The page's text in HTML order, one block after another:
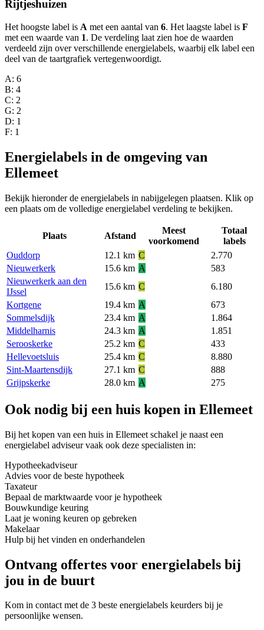
Rijtjeshuizen
Het hoogste label is A met een aantal van 6. Het laagste label is F
met een waarde van 1. De verdeling laat zien hoe de waarden
verdeeld zijn over verschillende energielabels, waarbij elk label een
deel van de taartgrafiek vertegenwoordigt.
A: 6
B: 4
C: 2
G: 2
D: 1
F: 1
Energielabels in de omgeving van
Ellemeet
Bekijk hieronder de energielabels in nabijgelegen plaatsen. Klik op
een plaats om de volledige energielabel verdeling te bekijken.
Plaats Afstand
Meest
voorkomend
Totaal
labels
Ouddorp
12.1 km C
2.770
Nieuwerkerk
15.6 km A
583
Nieuwerkerk aan den
IJssel
15.6 km C
6.180
Kortgene
19.4 km A
673
Sommelsdijk
23.4 km A
1.864
Middelharnis
24.3 km A
1.851
Serooskerke
25.2 km C
433
Hellevoetsluis
25.4 km C
8.880
Sint-Maartensdijk
27.1 km C
888
Grijpskerke
28.0 km A 275
Ook nodig bij een huis kopen in Ellemeet
Bij het kopen van een huis in Ellemeet schakel je naast een
energielabel adviseur vaak ook deze specialisten in:
Hypotheekadviseur
Advies voor de beste hypotheek
Taxateur
Bepaal de marktwaarde voor je hypotheek
Bouwkundige keuring
Laat je woning keuren op gebreken
Makelaar
Hulp bij het vinden en onderhandelen
Ontvang offertes voor energielabels bij
jou in de buurt
Kom in contact met de 3 beste energielabels keurders bij je
persoonlijke wensen.